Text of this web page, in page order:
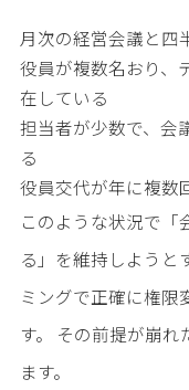
月次の経営会議と四
役員が複数名おり、
在している
担当者が少数で、会
る
役員交代が年に複数
このような状況で「
る」を維持しようと
ミングで正確に権限
す。 その前提が崩
ます。